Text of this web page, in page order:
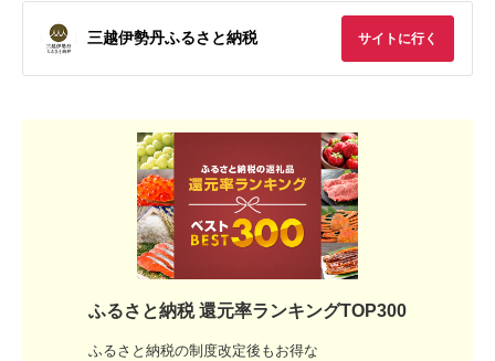
三越伊勢丹ふるさと納税 サイトに行く
ふるさと納税 還元率ランキングTOP300
ふるさと納税の制度改定後もお得な